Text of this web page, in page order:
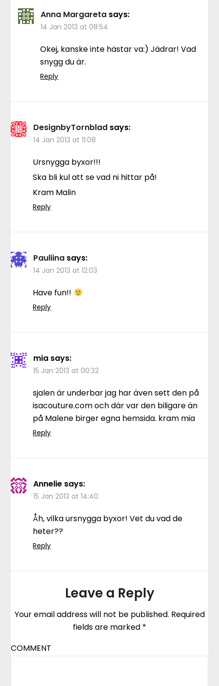
Anna Margareta says:
14 Jan 2013 at 08:54
Okej, kanske inte hästar va:) Jädrar! Vad
snygg du är.
Reply
DesignbyTornblad says:
14 Jan 2013 at 11:08
Ursnygga byxor!!!
Ska bli kul att se vad ni hittar på!
Kram Malin
Reply
Pauliina says:
14 Jan 2013 at 12:03
Have fun!!
Reply
mia says:
15 Jan 2013 at 00:32
sjalen är underbar jag har även sett den på
isacouture.com och där var den biligare än
på Malene birger egna hemsida. kram mia
Reply
Annelie says:
15 Jan 2013 at 14:40
Åh, vilka ursnygga byxor! Vet du vad de
heter??
Reply
Leave a Reply
Your email address will not be published. Required
fields are marked *
COMMENT